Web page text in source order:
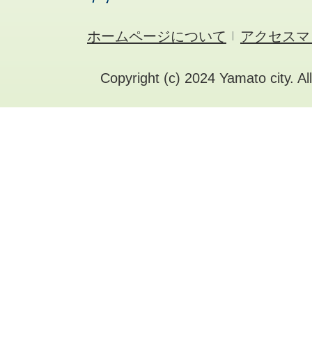
ホームページについて アクセス
Copyright (c) 2024 Yamato city.